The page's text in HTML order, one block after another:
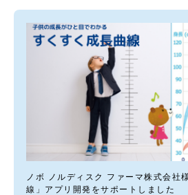
ノボ ノルディスク ファーマ株式会社
線」アプリ開発をサポートしました